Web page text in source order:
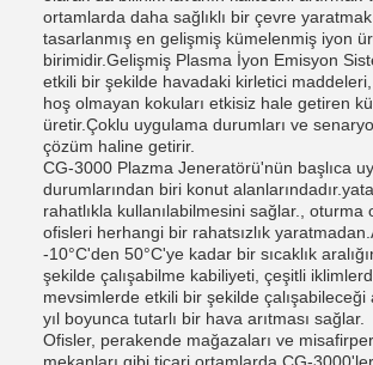
ortamlarda daha sağlıklı bir çevre
tasarlanmış en gelişmiş kümelenmiş iyon
birimidir.Gelişmiş Plasma İyon Emisyon
etkili bir şekilde havadaki kirletici
hoş olmayan kokuları etkisiz hale getiren
üretir.Çoklu uygulama durumları ve
çözüm haline getirir.
CG-3000 Plazma Jeneratörü'nün başlıca
durumlarından biri konut
rahatlıkla kullanılabilmesini sağlar., oturma
ofisleri herhangi bir rahatsızlık
-10°C'den 50°C'ye kadar bir sıcaklık
şekilde çalışabilme kabiliyeti, çeşitli
mevsimlerde etkili bir şekilde çalışabileceği
yıl boyunca tutarlı bir hava arıtması sağlar.
Ofisler, perakende mağazaları ve
mekanları gibi ticari ortamlarda,CG-